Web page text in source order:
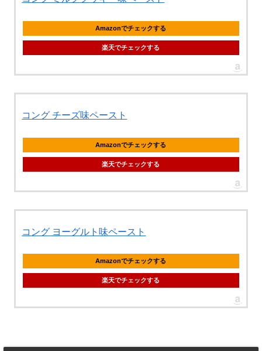
Amazonでチェックする
楽天でチェックする
コング チーズ味ペースト
Amazonでチェックする
楽天でチェックする
コング ヨーグルト味ペースト
Amazonでチェックする
楽天でチェックする